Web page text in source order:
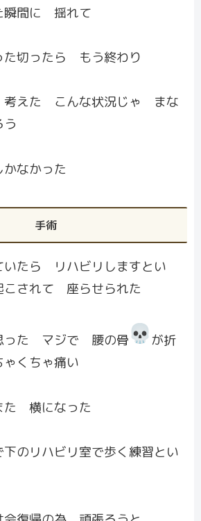
瞬間に 揺れて
た切ったら もう終わり
えた こんな状況じゃ まな
なかった
手術
たら リハビリしますとい
されて 座らせられた
った マジで 腰の骨
が折
くちゃ痛い
た 横になった
のリハビリ室で歩く練習とい